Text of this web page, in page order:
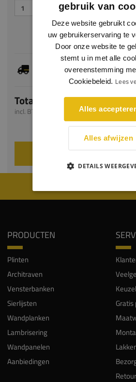
Dit artikel is voorradig, de
bedraagt 1-3 werkdagen
Totaal
incl. BTW
VOEG TOE AAN
PRODUCTEN
Plinten
Architraven
Vensterbanken
Sierlijsten
Wandplanken
Lambrisering
Wandpanelen
Aanbiedingen
gebruik van
Deze website gebruikt
uw gebruikerservaring te
Door onze website te
stemt u in met alle
overeenstemming
Cookiebeleid. Lees
Alles
Alles afwijzen
DETAILS